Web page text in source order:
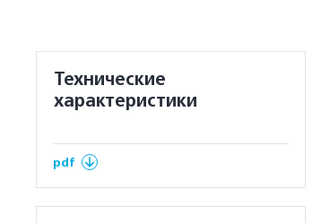
Технические
характеристики
pdf